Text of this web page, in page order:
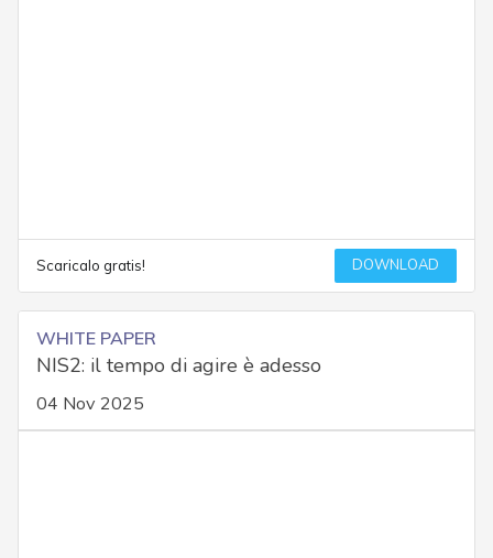
Scaricalo gratis! DOWNLOAD
WHITE PAPER
NIS2: il tempo di agire è adesso
04 Nov 2025